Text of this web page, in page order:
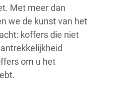
Met meer dan
we de kunst van het
koffers die niet
om u het